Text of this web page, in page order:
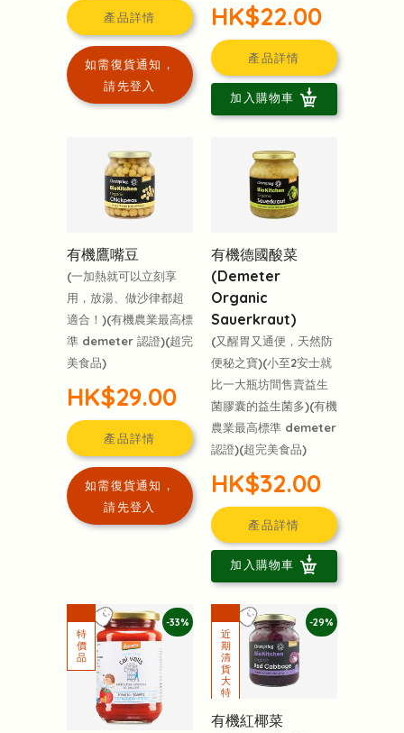
產品詳情
如需復貨通知，
請先登入
HK$22.00
產品詳情
加入購物車
有機鷹嘴豆
(一加熱就可以立刻享
用，放湯、做沙律都超
適合！)(有機農業最高標
準 demeter 認證)(超完
美食品)
HK$29.00
產品詳情
如需復貨通知，
請先登入
有機德國酸菜
(Demeter
Organic
Sauerkraut)
(又醒胃又通便，天然防
便秘之寶)(小至2安士就
比一大瓶坊間售賣益生
菌膠囊的益生菌多)(有機
農業最高標準 demeter
認證)(超完美食品)
HK$32.00
產品詳情
加入購物車
-33% -29%
有機紅椰菜